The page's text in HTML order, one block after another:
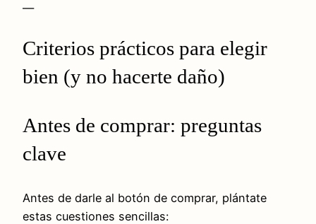
—
Criterios prácticos para elegir
bien (y no hacerte daño)
Antes de comprar: preguntas
clave
Antes de darle al botón de comprar, plántate
estas cuestiones sencillas: